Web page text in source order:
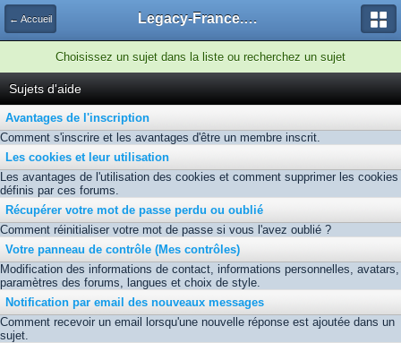
← Accueil Legacy-France.org - Forum
Choisissez un sujet dans la liste ou recherchez un sujet
Sujets d'aide
Avantages de l'inscription
Comment s'inscrire et les avantages d'être un membre inscrit.
Les cookies et leur utilisation
Les avantages de l'utilisation des cookies et comment supprimer les cookies
définis par ces forums.
Récupérer votre mot de passe perdu ou oublié
Comment réinitialiser votre mot de passe si vous l'avez oublié ?
Votre panneau de contrôle (Mes contrôles)
Modification des informations de contact, informations personnelles, avatars,
paramètres des forums, langues et choix de style.
Notification par email des nouveaux messages
Comment recevoir un email lorsqu'une nouvelle réponse est ajoutée dans un
sujet.